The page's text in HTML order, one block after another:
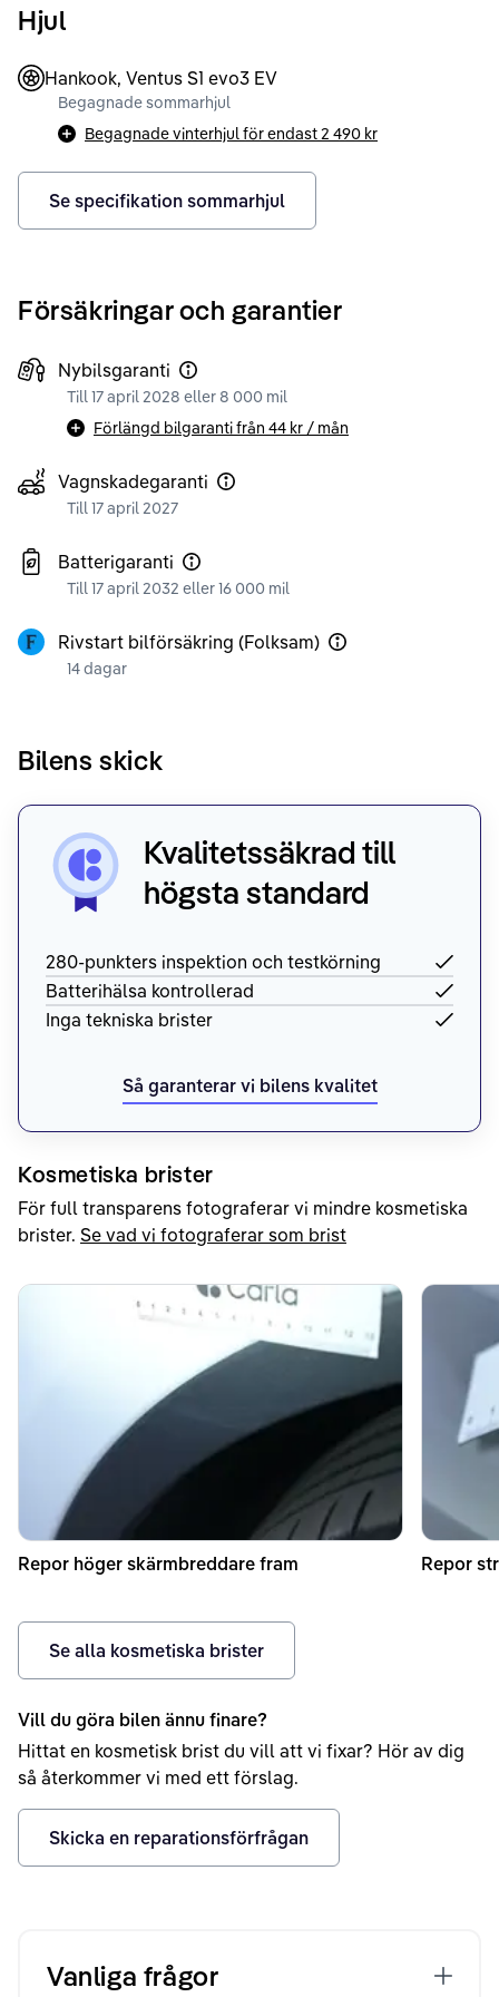
Hjul
Hankook, Ventus S1 evo3 EV
Begagnade sommarhjul
Begagnade vinterhjul för endast2 490 kr
Se specifikation sommarhjul
Försäkringar och garantier
Nybilsgaranti
Till 17 april 2028 eller 8 000 mil
Förlängd bilgaranti från 44 kr / mån
Vagnskadegaranti
Till 17 april 2027
Batterigaranti
Till 17 april 2032 eller 16 000 mil
Rivstart bilförsäkring (Folksam)
14 dagar
Bilens skick
Kvalitetssäkrad till
högsta standard
280-punkters inspektion och testkörning
Batterihälsa kontrollerad
Inga tekniska brister
Så garanterar vi bilens kvalitet
Kosmetiska brister
För full transparens fotograferar vi mindre kosmetiska
brister. Se vad vi fotograferar som brist
Repor höger skärmbreddare fram Repor
Se alla kosmetiska brister
Vill du göra bilen ännu finare?
Hittat en kosmetisk brist du vill att vi fixar? Hör av dig
så återkommer vi med ett förslag.
Skicka en reparationsförfrågan
Vanliga frågor